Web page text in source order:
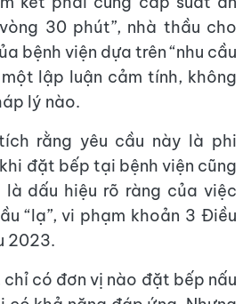
30 phút”, nhà thầu cho
bệnh viện dựa trên “nhu cầu
lập luận cảm tính, không
lý nào.
rằng yêu cầu này là phi
đặt bếp tại bệnh viện cũng
dấu hiệu rõ ràng của việc
“lạ”, vi phạm khoản 3 Điều
2023.
chỉ có đơn vị nào đặt bếp nấu